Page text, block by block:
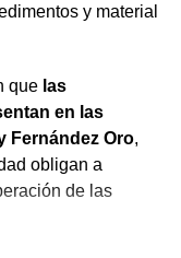
y material
que las
en las
Fernández Oro,
obligan a
de las